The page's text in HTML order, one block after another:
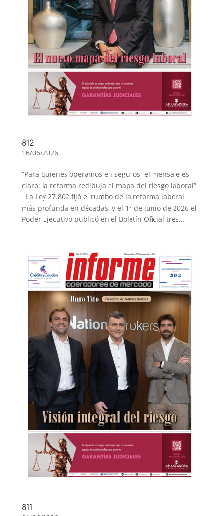
812
16/06/2026
“Para quienes operamos en seguros, el mensaje es
claro: la reforma redibuja el mapa del riesgo laboral”
La Ley 27.802 fijó el rumbo de la reforma laboral
más profunda en décadas, y el 1° de junio de 2026 el
Poder Ejecutivo publicó en el Boletín Oficial tres...
811